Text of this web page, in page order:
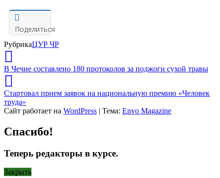
Поделиться
РубрикаЦУР ЧР
В Чечне составлено 180 протоколов за поджоги сухой травы
Стартовал прием заявок на национальную премию «Человек
труда»
Сайт работает на WordPress | Тема: Envo Magazine
Спасибо!
Теперь редакторы в курсе.
Закрыть